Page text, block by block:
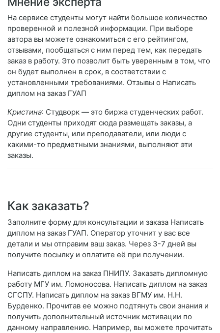
На сервисе студенты могут найти большое количество
проверенной и полезной информации. При выборе
автора вы можете ознакомиться с его рейтингом,
отзывами, пообщаться с ним перед тем, как передать
заказ в работу. Это позволит быть уверенным в том, что
он будет выполнен в срок, в соответствии с
установленными требованиями. Отзывы о Написать
диплом на заказ ГУАП
Кристина: Студворк — это биржа студенческих работ.
Одни студенты приходят сюда размещать заказы, а
другие студенты, или преподаватели, или люди с
какими-то предметными знаниями, выполняют эти
заказы.
Как заказать?
Заполните форму для консультации и заказа Написать
диплом на заказ ГУАП. Оператор уточнит у вас все
детали и мы отправим ваш заказ. Через 3-7 дней вы
получите посылку и оплатите её при получении.
Написать диплом на заказ ПНИПУ. Заказать дипломную
работу МГУ им. Ломоносова. Написать диплом на заказ
СГСПУ. Написать диплом на заказ ВГМУ им. Н.Н.
Бурденко. Прочитав ее можно подтянуть свои знания и
получить дополнительный источник мотивации по
данному направлению. Например, вы можете прочитать